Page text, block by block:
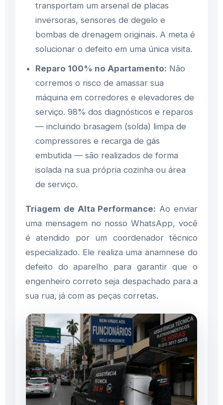
transportam um arsenal de placas
inversoras, sensores de degelo e
bombas de drenagem originais. A meta é
solucionar o defeito em uma única visita.
Reparo 100% no Apartamento: Não
corremos o risco de amassar sua
máquina em corredores e elevadores de
serviço. 98% dos diagnósticos e reparos
— incluindo brasagem (solda) limpa de
compressores e recarga de gás
embutida — são realizados de forma
isolada na sua própria cozinha ou área
de serviço.
Triagem de Alta Performance: Ao enviar
uma mensagem no nosso WhatsApp, você
é atendido por um coordenador técnico
especializado. Ele realiza uma anamnese do
defeito do aparelho para garantir que o
engenheiro correto seja despachado para a
sua rua, já com as peças corretas.